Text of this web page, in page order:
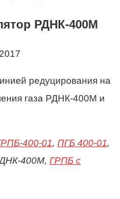
РДНК-400М
редуцирования на
газа РДНК-400М и
400-01, ПГБ 400-01,
400М, ГРПБ с